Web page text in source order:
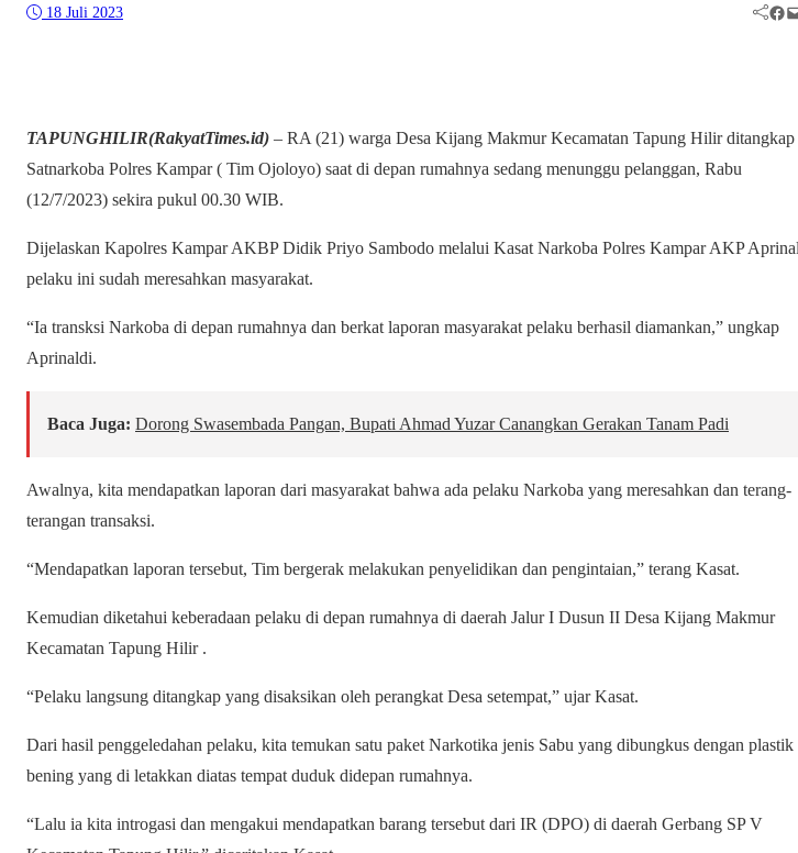
18 Juli 2023 Facebook Mail
TAPUNGHILIR(RakyatTimes.id) – RA (21) warga Desa Kijang Makmur Kecamatan Tapung Hilir ditangkap
Satnarkoba Polres Kampar ( Tim Ojoloyo) saat di depan rumahnya sedang menunggu pelanggan, Rabu
(12/7/2023) sekira pukul 00.30 WIB.
Dijelaskan Kapolres Kampar AKBP Didik Priyo Sambodo melalui Kasat Narkoba Polres Kampar AKP
pelaku ini sudah meresahkan masyarakat.
“Ia transksi Narkoba di depan rumahnya dan berkat laporan masyarakat pelaku berhasil diamankan,” ungkap
Aprinaldi.
Baca Juga: Dorong Swasembada Pangan, Bupati Ahmad Yuzar Canangkan Gerakan Tanam Padi
Awalnya, kita mendapatkan laporan dari masyarakat bahwa ada pelaku Narkoba yang meresahkan dan terang-
terangan transaksi.
“Mendapatkan laporan tersebut, Tim bergerak melakukan penyelidikan dan pengintaian,” terang Kasat.
Kemudian diketahui keberadaan pelaku di depan rumahnya di daerah Jalur I Dusun II Desa Kijang Makmur
Kecamatan Tapung Hilir .
“Pelaku langsung ditangkap yang disaksikan oleh perangkat Desa setempat,” ujar Kasat.
Dari hasil penggeledahan pelaku, kita temukan satu paket Narkotika jenis Sabu yang dibungkus dengan plastik
bening yang di letakkan diatas tempat duduk didepan rumahnya.
“Lalu ia kita introgasi dan mengakui mendapatkan barang tersebut dari IR (DPO) di daerah Gerbang SP V